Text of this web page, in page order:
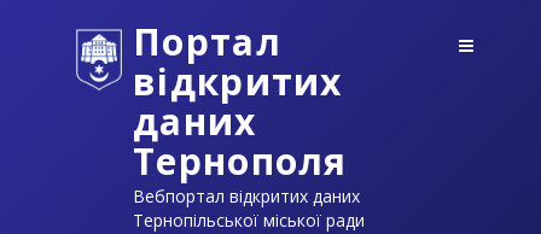
Портал
відкритих
даних
Тернополя
Вебпортал відкритих даних
Тернопільської міської ради